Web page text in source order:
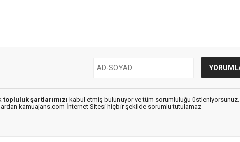
topluluk şartlarımızı kabul etmiş bulunuyor ve tüm sorumluluğu üstleniyorsunuz.
kamuajans.com İnternet Sitesi hiçbir şekilde sorumlu tutulamaz